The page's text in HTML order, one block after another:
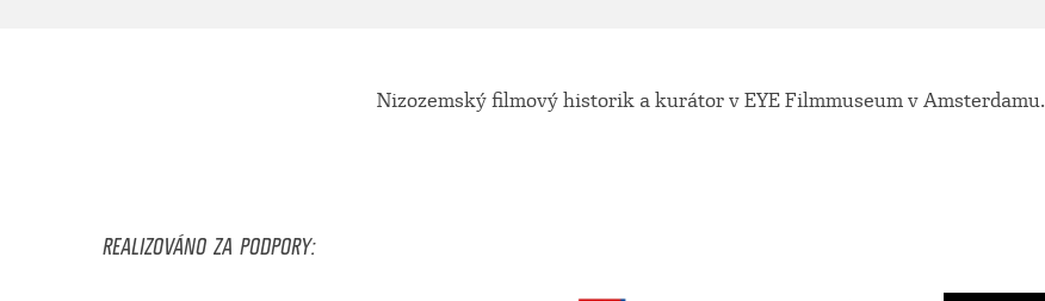
Nizozemský filmový historik a kurátor v EYE Filmmuseum v Amsterdamu.
REALIZOVÁNO ZA PODPORY: